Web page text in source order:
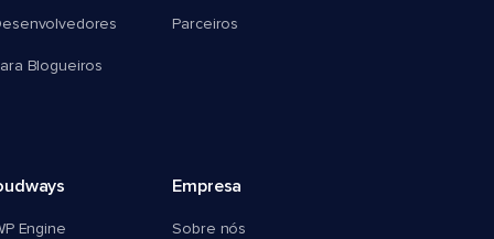
Blogueiros
Parceiros
Engine
Empresa
Sobre nós